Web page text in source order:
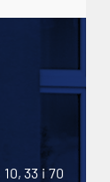
33 i 70